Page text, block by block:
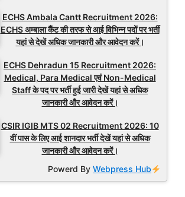
ECHS Ambala Cantt Recruitment 2026:
ECHS अम्बाला कैंट की तरफ से आई विभिन्न पदों पर भर्ती
यहां से देखें अधिक जानकारी और आवेदन करें।
ECHS Dehradun 15 Recruitment 2026:
Medical, Para Medical एवं Non-Medical
Staff के पद पर भर्ती हुई जारी देखें यहां से अधिक
जानकारी और आवेदन करें।
CSIR IGIB MTS 02 Recruitment 2026: 10
वीं पास के लिए आई शानदार भर्ती देखें यहां से अधिक
जानकारी और आवेदन करें।
Powerd ByWebpress Hub